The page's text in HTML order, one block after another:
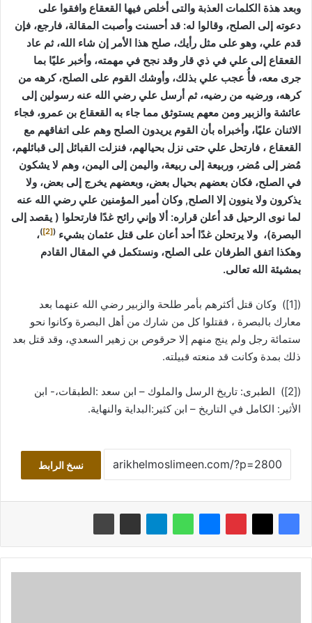
وبعد هذة الكلمات العذبة والتى أخلص فيها القعقاع وافقوا على
دعوته إلى الصلح، وقالوا له: قد أحسنت وأصبت المقالة، فارجع، فإن
قدم علي، وهو على مثل رأيك، صلح هذا الأمر إن شاء الله، ثم عاد
القعقاع إلى علي في ذي قار وقد نجح في مهمته، وأخبر عليًا بما
جرى معه، فأُ عجب علي بذلك، وأوشك القوم على الصلح، كرهه من
كرهه، ورضيه من رضيه، ثم أرسل علي رضي الله عنه رسولين إلى
عائشة والزبير ومن معهم يستوثق مما جاء به القعقاع بن عمرو، فجاء
الاثنان عليًا، وأخبراه بأن القوم يريدون الصلح وهم على اتفاقهم مع
القعقاع ، فارتحل علي حتى نزل بحيالهم، فنزلت القبائل إلى قبائلهم،
مُضر إلى مُضر، وربيعة إلى ربيعة، واليمن إلى اليمن، وهم لا يشكون
في الصلح، فكان بعضهم بحيال بعض، وبعضهم يخرج إلى بعض، ولا
يذكرون ولا ينوون إلا الصلح, وكان أمير المؤمنين علي رضي الله عنه
لما نوى الرحيل قد أعلن قراره: ألا وإني رائح غدًا فارتحلوا ( يقصد إلى
البصرة)، ولا يرتحلن غدًا أحد أعان على قتل عثمان بشيء (
[2]
)،
وهكذا اتفق الطرفان على الصلح، ونستكمل في المقال القادم
بمشيئة الله تعالى.
([1]) وكان قتل أكثرهم بأمر طلحة والزبير رضي الله عنهما بعد
معارك بالبصرة ، فقتلوا كل من شارك من أهل البصرة وكانوا نحو
ستمائة رجل ولم ينج منهم إلا حرقوص بن زهير السعدي، وقد قتل بعد
ذلك بمدة وكانت قد منعته قبيلته.
([2]) الطبرى: تاريخ الرسل والملوك – ابن سعد :الطبقات،- ابن
الأثير: الكامل في التاريخ – ابن كثير:البداية والنهاية.
نسخ الرابط